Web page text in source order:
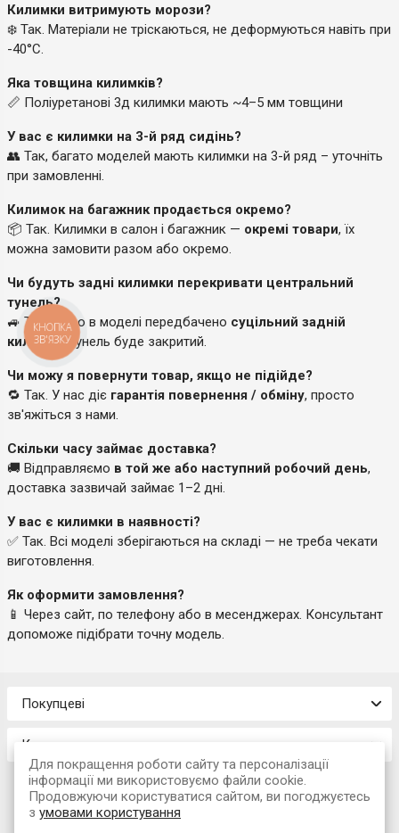
Килимки витримують морози?
❄️ Так. Матеріали не тріскаються, не деформуються навіть при
-40°C.
Яка товщина килимків?
📏 Поліуретанові 3д килимки мають ~4–5 мм товщини
У вас є килимки на 3-й ряд сидінь?
👥 Так, багато моделей мають килимки на 3-й ряд – уточніть
при замовленні.
Килимок на багажник продається окремо?
📦 Так. Килимки в салон і багажник — окремі товари, їх
можна замовити разом або окремо.
Чи будуть задні килимки перекривати центральний
тунель?
🚙 Так, якщо в моделі передбачено суцільний задній
килимок, тунель буде закритий.
Чи можу я повернути товар, якщо не підійде?
🔁 Так. У нас діє гарантія повернення / обміну, просто
зв'яжіться з нами.
Скільки часу займає доставка?
🚚 Відправляємо в той же або наступний робочий день,
доставка зазвичай займає 1–2 дні.
У вас є килимки в наявності?
✅ Так. Всі моделі зберігаються на складі — не треба чекати
виготовлення.
Як оформити замовлення?
📱 Через сайт, по телефону або в месенджерах. Консультант
допоможе підібрати точну модель.
Покупцеві
Контакти
Для покращення роботи сайту та персоналізації
інформації ми використовуємо файли cookie.
Продовжуючи користуватися сайтом, ви погоджуєтесь
з умовами користування
КНОПКА
ЗВ'ЯЗКУ